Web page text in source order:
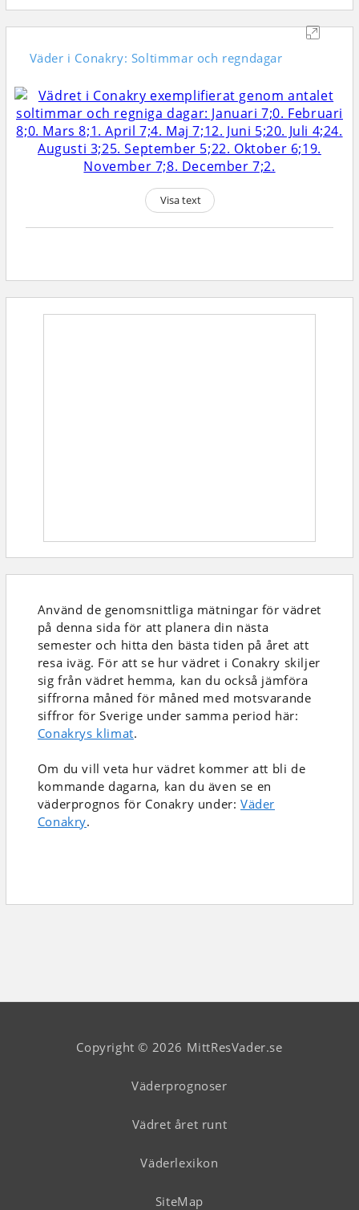
Väder i Conakry: Soltimmar och regndagar
Visa text
Använd de genomsnittliga mätningar för vädret
på denna sida för att planera din nästa
semester och hitta den bästa tiden på året att
resa iväg. För att se hur vädret i Conakry skiljer
sig från vädret hemma, kan du också jämföra
siffrorna måned för måned med motsvarande
siffror för Sverige under samma period här:
Conakrys klimat.
Om du vill veta hur vädret kommer att bli de
kommande dagarna, kan du även se en
väderprognos för Conakry under:Väder
Conakry.
Copyright © 2026 MittResVader.se
Väderprognoser
Vädret året runt
Väderlexikon
SiteMap